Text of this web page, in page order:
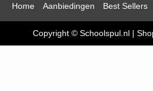
Home Aanbiedingen Best Sellers
Copyright © Schoolspul.nl |